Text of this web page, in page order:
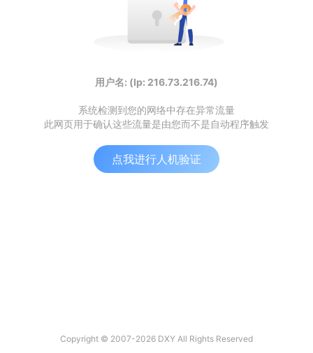
用户名: (Ip: 216.73.216.74)
系统检测到您的网络中存在异常流量
此网页用于确认这些流量是由您而不是自动程序触发
点我进行人机验证
Copyright © 2007-2026 DXY All Rights Reserved